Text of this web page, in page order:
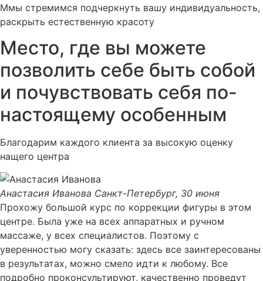
Ммы стремимся подчеркнуть вашу индивидуальность,
раскрыть естественную красоту
Место, где вы можете
позволить себе быть собой
и почувствовать себя по-
настоящему особенным
Благодарим каждого клиента за высокую оценку
нащего центра
Анастасия Иванова Санкт-Петербург, 30 июня
Прохожу большой курс по коррекции фигуры в этом
центре. Была уже на всех аппаратных и ручном
массаже, у всех специалистов. Поэтому с
уверенностью могу сказать: здесь все заинтересованы
в результатах, можно смело идти к любому. Все
подробно проконсультируют, качественно проведут